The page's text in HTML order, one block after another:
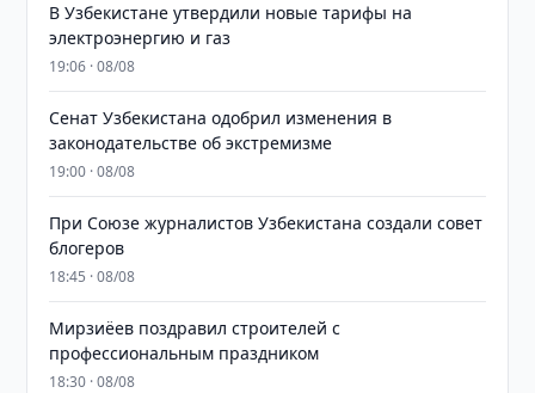
В Узбекистане утвердили новые тарифы на
электроэнергию и газ
19:06 · 08/08
Сенат Узбекистана одобрил изменения в
законодательстве об экстремизме
19:00 · 08/08
При Союзе журналистов Узбекистана создали совет
блогеров
18:45 · 08/08
Мирзиёев поздравил строителей с
профессиональным праздником
18:30 · 08/08